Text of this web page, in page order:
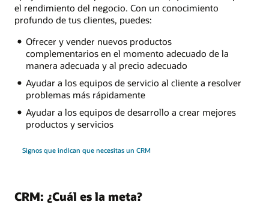
el rendimiento del negocio. Con un conocimiento
profundo de tus clientes, puedes:
Ofrecer y vender nuevos productos
complementarios en el momento adecuado de la
manera adecuada y al precio adecuado
Ayudar a los equipos de servicio al cliente a resolver
problemas más rápidamente
Ayudar a los equipos de desarrollo a crear mejores
productos y servicios
Signos que indican que necesitas un CRM
CRM: ¿Cuál es la meta?